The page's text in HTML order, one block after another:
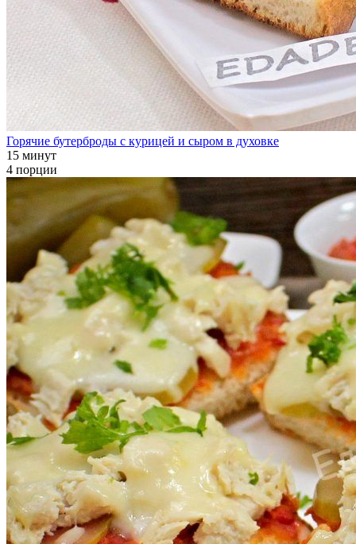
Горячие бутерброды с курицей и сыром в духовке
15 минут
4 порции